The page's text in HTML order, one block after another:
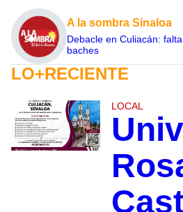
A la sombra Sinaloa
Debacle en Culiacán:
baches
LO+RECIENTE
LOCAL